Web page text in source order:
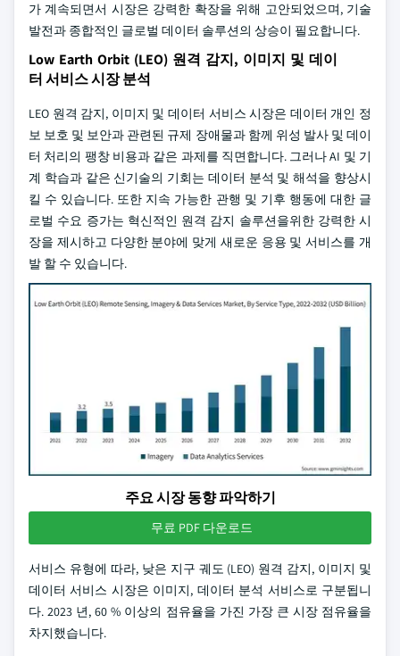
가 계속되면서 시장은 강력한 확장을 위해 고안되었으며, 기술
발전과 종합적인 글로벌 데이터 솔루션의 상승이 필요합니다.
Low Earth Orbit (LEO) 원격 감지, 이미지 및 데이
터 서비스 시장 분석
LEO 원격 감지, 이미지 및 데이터 서비스 시장은 데이터 개인 정
보 보호 및 보안과 관련된 규제 장애물과 함께 위성 발사 및 데이
터 처리의 팽창 비용과 같은 과제를 직면합니다. 그러나 AI 및 기
계 학습과 같은 신기술의 기회는 데이터 분석 및 해석을 향상시
킬 수 있습니다. 또한 지속 가능한 관행 및 기후 행동에 대한 글
로벌 수요 증가는 혁신적인 원격 감지 솔루션을위한 강력한 시
장을 제시하고 다양한 분야에 맞게 새로운 응용 및 서비스를 개
발 할 수 있습니다.
주요 시장 동향 파악하기
무료 PDF 다운로드
서비스 유형에 따라, 낮은 지구 궤도 (LEO) 원격 감지, 이미지 및
데이터 서비스 시장은 이미지, 데이터 분석 서비스로 구분됩니
다. 2023 년, 60 % 이상의 점유율을 가진 가장 큰 시장 점유율을
차지했습니다.